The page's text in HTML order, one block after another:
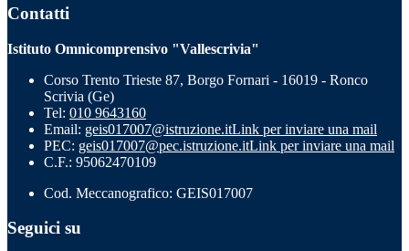
Contatti
Istituto Omnicomprensivo "Vallescrivia"
Corso Trento Trieste 87, Borgo Fornari - 16019 - Ronco
Scrivia (Ge)
Tel: 010 9643160
Email: geis017007@istruzione.itLink per inviare una mail
PEC: geis017007@pec.istruzione.itLink per inviare una mail
C.F.: 95062470109
Cod. Meccanografico: GEIS017007
Seguici su